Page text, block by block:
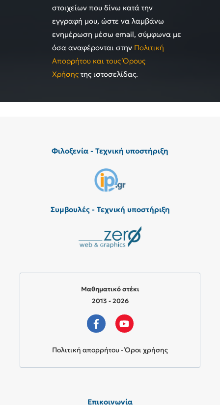
στοιχείων που δίνω κατά την
εγγραφή μου, ώστε να λαμβάνω
ενημέρωση μέσω email, σύμφωνα με
όσα αναφέρονται στην Πολιτική
Απορρήτου και τους Όρους
Χρήσης της ιστοσελίδας.
Φιλοξενία - Τεχνική υποστήριξη
Συμβουλές - Τεχνική υποστήριξη
Μαθηματικό στέκι
2013 - 2026
Πολιτική απορρήτου - Όροι χρήσης
Επικοινωνία